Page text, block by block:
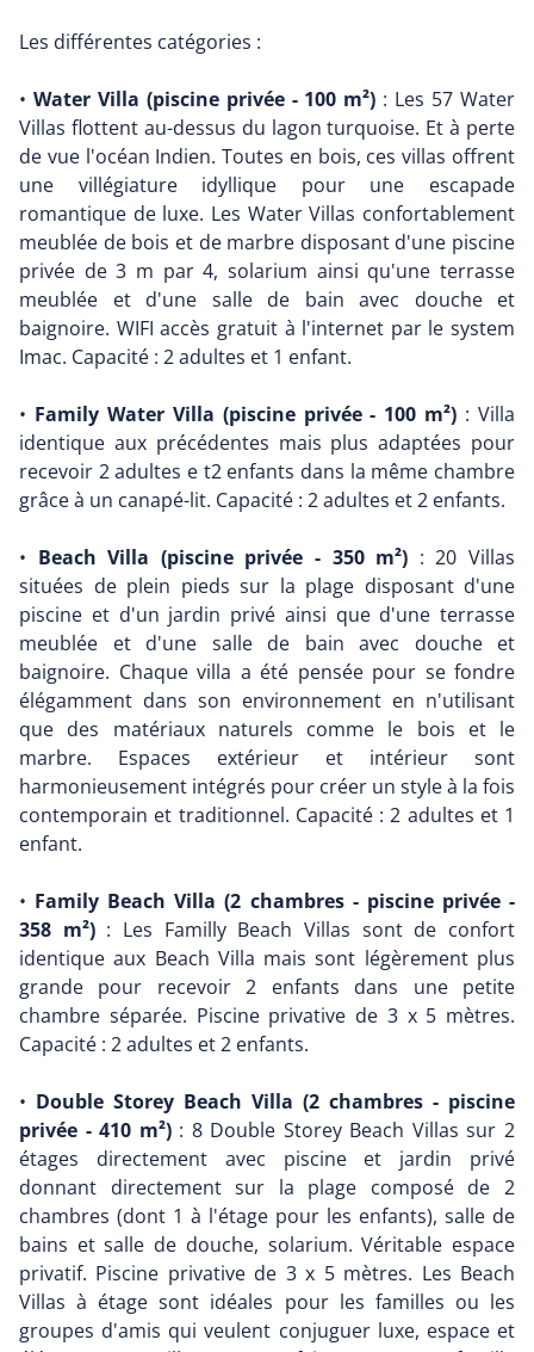
Les différentes catégories :
• Water Villa (piscine privée - 100 m²) : Les 57 Water
Villas flottent au-dessus du lagon turquoise. Et à perte
de vue l'océan Indien. Toutes en bois, ces villas offrent
une villégiature idyllique pour une escapade
romantique de luxe. Les Water Villas confortablement
meublée de bois et de marbre disposant d'une piscine
privée de 3 m par 4, solarium ainsi qu'une terrasse
meublée et d'une salle de bain avec douche et
baignoire. WIFI accès gratuit à l'internet par le system
Imac. Capacité : 2 adultes et 1 enfant.
• Family Water Villa (piscine privée - 100 m²) : Villa
identique aux précédentes mais plus adaptées pour
recevoir 2 adultes e t2 enfants dans la même chambre
grâce à un canapé-lit. Capacité : 2 adultes et 2 enfants.
• Beach Villa (piscine privée - 350 m²) : 20 Villas
situées de plein pieds sur la plage disposant d'une
piscine et d'un jardin privé ainsi que d'une terrasse
meublée et d'une salle de bain avec douche et
baignoire. Chaque villa a été pensée pour se fondre
élégamment dans son environnement en n'utilisant
que des matériaux naturels comme le bois et le
marbre. Espaces extérieur et intérieur sont
harmonieusement intégrés pour créer un style à la fois
contemporain et traditionnel. Capacité : 2 adultes et 1
enfant.
• Family Beach Villa (2 chambres - piscine privée -
358 m²): Les Familly Beach Villas sont de confort
identique aux Beach Villa mais sont légèrement plus
grande pour recevoir 2 enfants dans une petite
chambre séparée. Piscine privative de 3 x 5 mètres.
Capacité : 2 adultes et 2 enfants.
• Double Storey Beach Villa (2 chambres - piscine
privée - 410 m²): 8 Double Storey Beach Villas sur 2
étages directement avec piscine et jardin privé
donnant directement sur la plage composé de 2
chambres (dont 1 à l'étage pour les enfants), salle de
bains et salle de douche, solarium. Véritable espace
privatif. Piscine privative de 3 x 5 mètres. Les Beach
Villas à étage sont idéales pour les familles ou les
groupes d'amis qui veulent conjuguer luxe, espace et